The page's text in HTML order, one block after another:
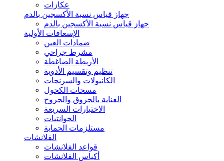
عكازات
جهاز قياس نسبة الأكسجين بالدم
جهاز قياس نسبة الأكسجين بالدم
الإسعافات الأولية
ضمادات العين
مشرط جراحي
الأربطة الضاغطة
تنظيم وتقسيم الأدوية
الكانيولات والسرنجات
مسحات الكحول
العناية بالحروق والجروح
الاختبارات السريعة
الجوانتيات
مستلزمات الحماية
الفلانشات
قواعد الفلانشات
أكياس الفلانشات